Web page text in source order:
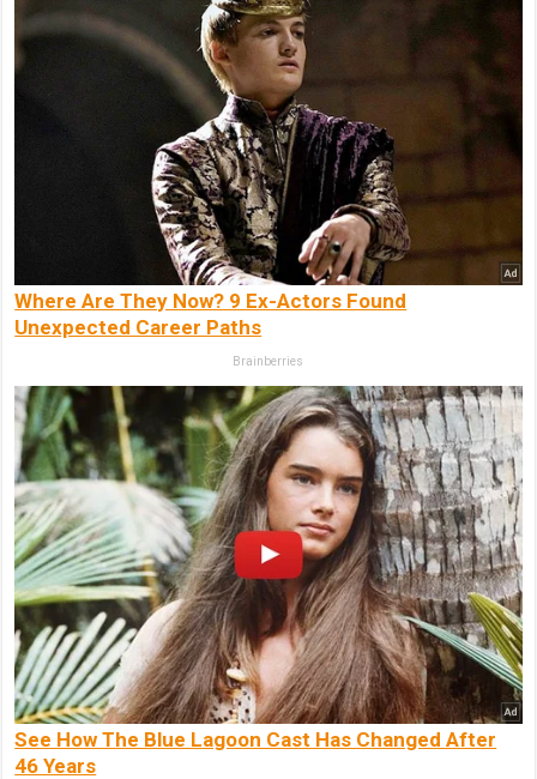
Where Are They Now? 9 Ex-Actors Found
Unexpected Career Paths
Brainberries
See How The Blue Lagoon Cast Has Changed After
46 Years